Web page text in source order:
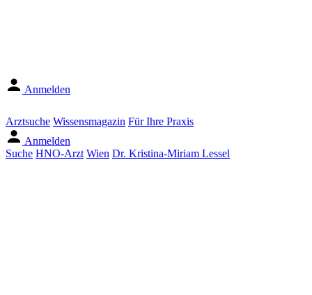
Anmelden
Arztsuche Wissensmagazin Für Ihre Praxis
Anmelden
Suche HNO-Arzt Wien Dr. Kristina-Miriam Lessel